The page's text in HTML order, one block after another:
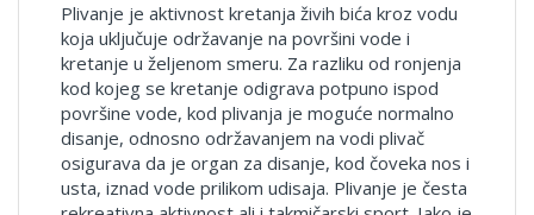
Plivanje je aktivnost kretanja živih bića kroz vodu
koja uključuje održavanje na površini vode i
kretanje u željenom smeru. Za razliku od ronjenja
kod kojeg se kretanje odigrava potpuno ispod
površine vode, kod plivanja je moguće normalno
disanje, odnosno održavanjem na vodi plivač
osigurava da je organ za disanje, kod čoveka nos i
usta, iznad vode prilikom udisaja. Plivanje je česta